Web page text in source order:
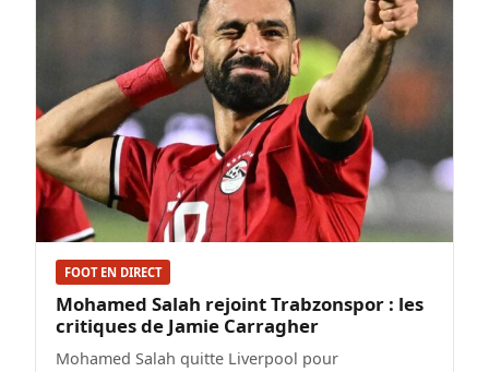
FOOT EN DIRECT
Mohamed Salah rejoint Trabzonspor : les
critiques de Jamie Carragher
Mohamed Salah quitte Liverpool pour